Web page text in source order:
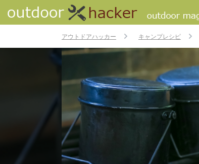
アウトドアハッカー キャンプレシピ